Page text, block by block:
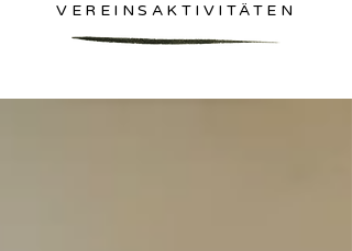
VEREINSAKTIVITÄTEN